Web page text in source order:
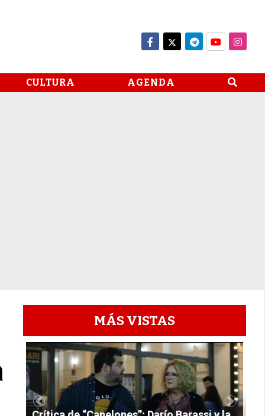
CULTURA AGENDA
MÁS VISTAS
1
Previous Next